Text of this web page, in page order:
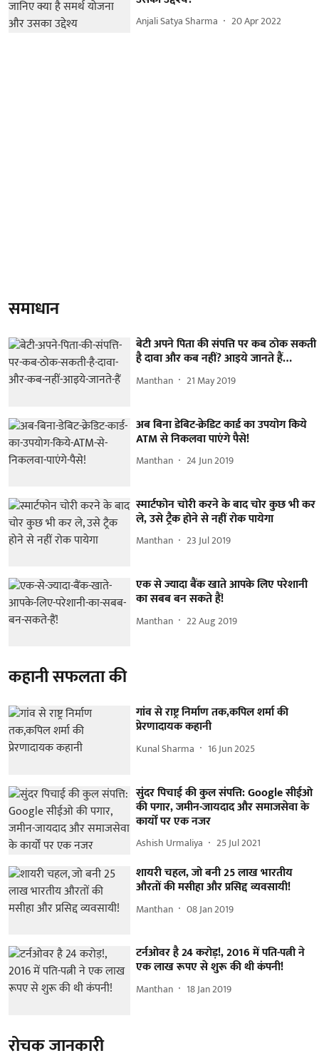
Anjali Satya Sharma 20 Apr 2022
समाधान
बेटी अपने पिता की संपत्ति पर कब ठोक सकती
है दावा और कब नहीं? आइये जानते हैं…
Manthan 21 May 2019
अब बिना डेबिट-क्रेडिट कार्ड का उपयोग किये
ATM से निकलवा पाएंगे पैसे!
Manthan 24 Jun 2019
स्मार्टफोन चोरी करने के बाद चोर कुछ भी कर
ले, उसे ट्रैक होने से नहीं रोक पायेगा
Manthan 23 Jul 2019
एक से ज्यादा बैंक खाते आपके लिए परेशानी
का सबब बन सकते हैं!
Manthan 22 Aug 2019
कहानी सफलता की
गांव से राष्ट्र निर्माण तक,कपिल शर्मा की
प्रेरणादायक कहानी
Kunal Sharma 16 Jun 2025
सुंदर पिचाई की कुल संपत्ति: Google सीईओ
की पगार, जमीन-जायदाद और समाजसेवा के
कार्यों पर एक नजर
Ashish Urmaliya 25 Jul 2021
शायरी चहल, जो बनी 25 लाख भारतीय
औरतों की मसीहा और प्रसिद्द व्यवसायी!
Manthan 08 Jan 2019
टर्नओवर है 24 करोड़!, 2016 में पति-पत्नी ने
एक लाख रूपए से शुरू की थी कंपनी!
Manthan 18 Jan 2019
रोचक जानकारी